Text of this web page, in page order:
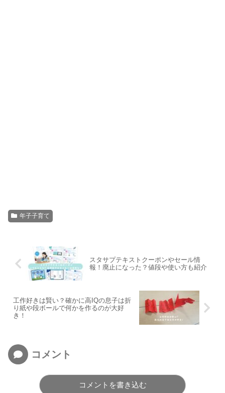
年子子育て
スタサプテキストクーポンやセール情
報！廃止になった？値段や使い方も紹介
工作好きは賢い？確かに高IQの息子は折
り紙や段ボールで何かを作るのが大好
き！
コメント
コメントを書き込む